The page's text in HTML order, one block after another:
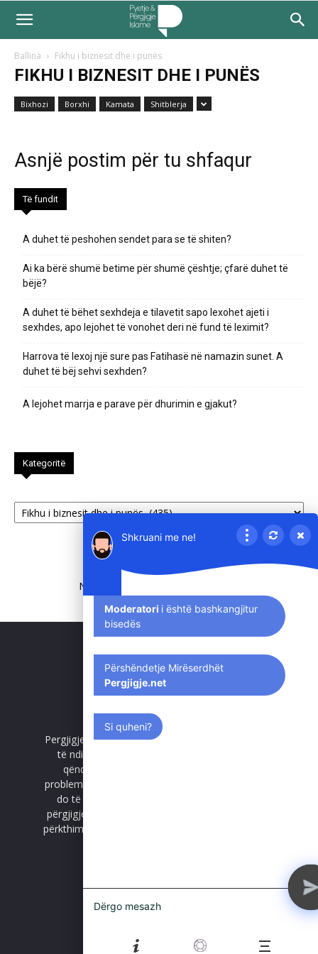
Ballina Fikhu i biznesit dhe i punës
FIKHU I BIZNESIT DHE I PUNËS
Bixhozi Borxhi Kamata Shitblerja
Asnjë postim për tu shfaqur
Të fundit
A duhet të peshohen sendet para se të shiten?
Ai ka bërë shumë betime për shumë çështje; çfarë duhet të
bëjë?
A duhet të bëhet sexhdeja e tilavetit sapo lexohet ajeti i
sexhdes, apo lejohet të vonohet deri në fund të leximit?
Harrova të lexoj një sure pas Fatihasë në namazin sunet. A
duhet të bëj sehvi sexhden?
A lejohet marrja e parave për dhurimin e gjakut?
Kategoritë
Kategoritë
NA NDIQNI NË INSTAGRAM
@PERGJIGJEISLAME
Pergjigje.net është platformë e hapur e cila synon
të ndihmojë lexuesit shqiptar që të kuptojnë
qëndrimet dhe përgjigjet që jep Islami për
problemet, paqartësitë dhe kuriozitetin e tyre. Kjo
do të bëhet duke grumbulluar dhe sistemuar
përgjigjet që kanë dhënë hoxhallarë shqiptar apo
përkthime të dijetarëve botërorë nga gjuhët e tyre
Shkruani me ne!
Moderatori i është bashkangjitur
bisedës
Përshëndetje Mirëserdhët
Pergjigje.net
Si quheni?